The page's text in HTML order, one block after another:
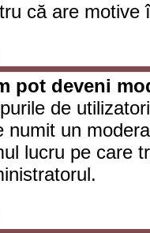
că are motive
pot deveni
de
numit un
lucru pe care